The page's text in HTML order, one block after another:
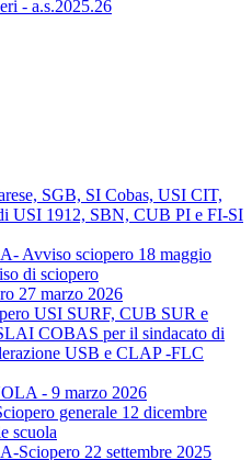
- a.s.2025.26
SGB, SI Cobas, USI CIT,
USI 1912, SBN, CUB PI e FI-SI
Avviso sciopero 18 maggio
di sciopero
27 marzo 2026
USI SURF, CUB SUR e
COBAS per il sindacato di
USB e CLAP -FLC
- 9 marzo 2026
generale 12 dicembre
scuola
Sciopero 22 settembre 2025